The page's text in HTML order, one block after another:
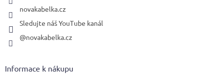
novakabelka.cz
Sledujte náš YouTube kanál
@novakabelka.cz
Informace k nákupu